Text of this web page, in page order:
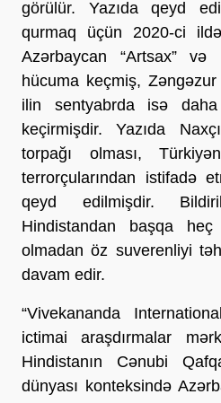
görülür. Yazıda qeyd
qurmaq üçün 2020-ci
Azərbaycan “Artsax” və
hücuma keçmiş,
ilin sentyabrda isə
keçirmişdir. Yazıda
torpağı olması,
terrorçularından istifadə
qeyd edilmişdir.
Hindistandan başqa
olmadan öz suverenliyi
davam edir.
“Vivekananda
ictimai araşdırmalar
Hindistanın Cənubi
dünyası konteksində